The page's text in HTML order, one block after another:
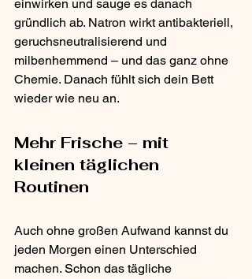
einwirken und sauge es danach
gründlich ab. Natron wirkt antibakteriell,
geruchsneutralisierend und
milbenhemmend – und das ganz ohne
Chemie. Danach fühlt sich dein Bett
wieder wie neu an.
Mehr Frische – mit
kleinen täglichen
Routinen
Auch ohne großen Aufwand kannst du
jeden Morgen einen Unterschied
machen. Schon das tägliche